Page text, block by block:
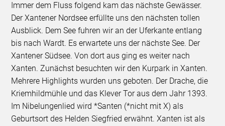
Immer dem Fluss folgend kam das nächste Gewässer.
Der Xantener Nordsee erfüllte uns den nächsten tollen
Ausblick. Dem See fuhren wir an der Uferkante entlang
bis nach Wardt. Es erwartete uns der nächste See. Der
Xantener Südsee. Von dort aus ging es weiter nach
Xanten. Zunächst besuchten wir den Kurpark in Xanten.
Mehrere Highlights wurden uns geboten. Der Drache, die
Kriemhildmühle und das Klever Tor aus dem Jahr 1393.
Im Nibelungenlied wird *Santen (*nicht mit X) als
Geburtsort des Helden Siegfried erwähnt. Xanten ist als